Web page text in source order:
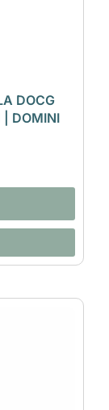
DOCG
| DOMINI